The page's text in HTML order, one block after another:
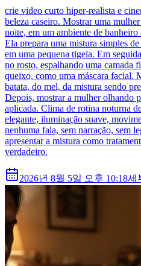
crie video curto hiper-realista e
beleza caseiro. Mostrar uma
noite, em um ambiente de
Ela prepara uma mistura simples
em uma pequena tigela. Em
no rosto, espalhando uma camada
queixo, como uma máscara facial.
batata, do mel, da mistura sendo
Depois, mostrar a mulher olhando
aplicada. Clima de rotina noturna
elegante, iluminação suave,
nenhuma fala, sem narração, sem
apresentar a mistura como
verdadeiro.
2026년 8월 5일 오후 10:18세